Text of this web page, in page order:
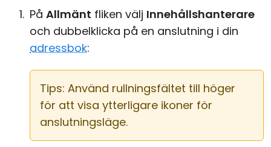
På Allmänt fliken välj Innehållshanterare
och dubbelklicka på en anslutning i din
adressbok:
Tips: Använd rullningsfältet till höger
för att visa ytterligare ikoner för
anslutningsläge.